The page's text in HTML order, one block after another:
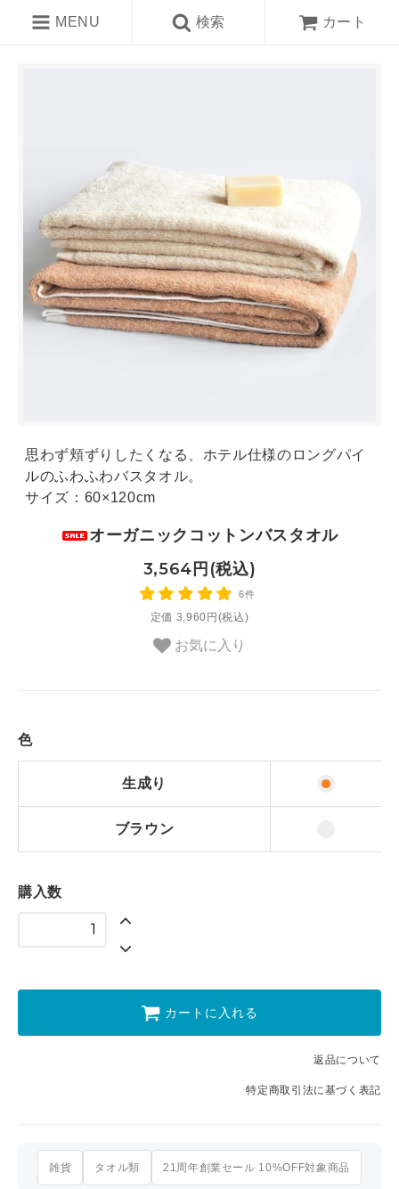
MENU 検索 カート
思わず頬ずりしたくなる、ホテル仕様のロングパイ
ルのふわふわバスタオル。
サイズ：60×120cm
オーガニックコットンバスタオル
3,564円(税込)
6件
定価 3,960円(税込)
お気に入り
色
生成り
ブラウン
購入数
カートに入れる
返品について
特定商取引法に基づく表記
雑貨 タオル類 21周年創業セール 10%OFF対象商品